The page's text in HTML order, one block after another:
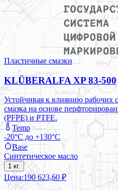
Пластичные смазки
KLÜBERALFA XP 83-500
Устойчивая к влиянию рабочих
смазка на основе
(PFPE) и PTFE.
Temp
-20°C до +130°C
Base
Синтетическое масло
1 кг.
Цена:190 623,60 ₽